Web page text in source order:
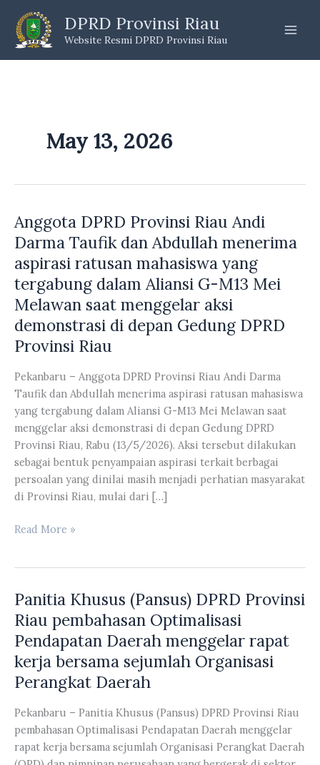
content
DPRD Provinsi Riau
Website Resmi DPRD Provinsi Riau
May 13, 2026
Anggota DPRD Provinsi Riau Andi
Darma Taufik dan Abdullah menerima
aspirasi ratusan mahasiswa yang
tergabung dalam Aliansi G-M13 Mei
Melawan saat menggelar aksi
demonstrasi di depan Gedung DPRD
Provinsi Riau
Pekanbaru – Anggota DPRD Provinsi Riau Andi Darma
Taufik dan Abdullah menerima aspirasi ratusan mahasiswa
yang tergabung dalam Aliansi G-M13 Mei Melawan saat
menggelar aksi demonstrasi di depan Gedung DPRD
Provinsi Riau, Rabu (13/5/2026). Aksi tersebut dilakukan
sebagai bentuk penyampaian aspirasi terkait berbagai
persoalan yang dinilai masih menjadi perhatian masyarakat
di Provinsi Riau, mulai dari […]
Anggota
Andi
Darma
dan
Abdullah
menerima
ratusan
mahasiswa
yang
Read More »
Panitia Khusus (Pansus) DPRD Provinsi
Riau pembahasan Optimalisasi
Pendapatan Daerah menggelar rapat
kerja bersama sejumlah Organisasi
Perangkat Daerah
Pekanbaru – Panitia Khusus (Pansus) DPRD Provinsi Riau
pembahasan Optimalisasi Pendapatan Daerah menggelar
rapat kerja bersama sejumlah Organisasi Perangkat Daerah